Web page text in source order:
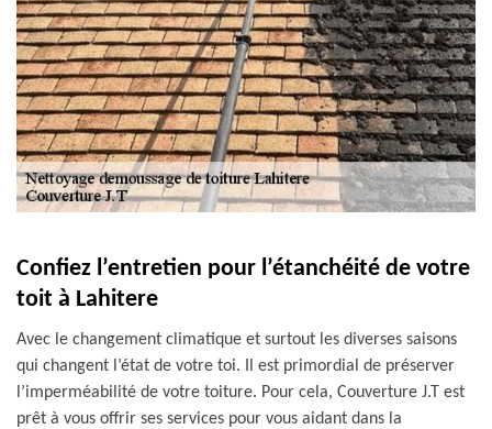
Confiez l’entretien pour l’étanchéité de votre
toit à Lahitere
Avec le changement climatique et surtout les diverses saisons
qui changent l’état de votre toi. Il est primordial de préserver
l’imperméabilité de votre toiture. Pour cela, Couverture J.T est
prêt à vous offrir ses services pour vous aidant dans la